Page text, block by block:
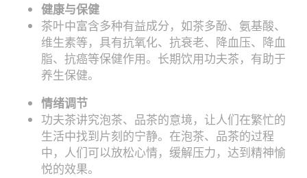
健康与保健
茶叶中富含多种有益成分，如茶多酚、氨基酸、
维生素等，具有抗氧化、抗衰老、降血压、降血
脂、抗癌等保健作用。长期饮用功夫茶，有助于
养生保健。
情绪调节
功夫茶讲究泡茶、品茶的意境，让人们在繁忙的
生活中找到片刻的宁静。在泡茶、品茶的过程
中，人们可以放松心情，缓解压力，达到精神愉
悦的效果。